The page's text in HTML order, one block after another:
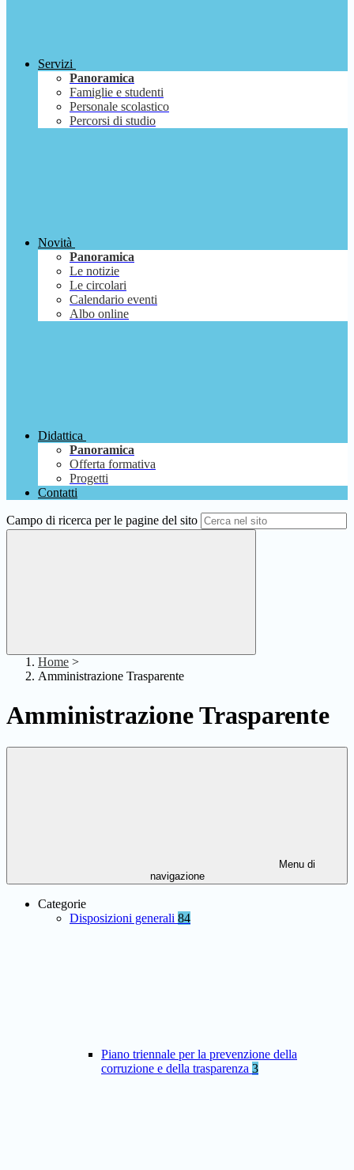
Servizi
Panoramica
Famiglie e studenti
Personale scolastico
Percorsi di studio
Novità
Panoramica
Le notizie
Le circolari
Calendario eventi
Albo online
Didattica
Panoramica
Offerta formativa
Progetti
Contatti
Campo di ricerca per le pagine del sito
Home >
Amministrazione Trasparente
Amministrazione Trasparente
Menu di
navigazione
Categorie
Disposizioni generali 84
Piano triennale per la prevenzione della
corruzione e della trasparenza 3